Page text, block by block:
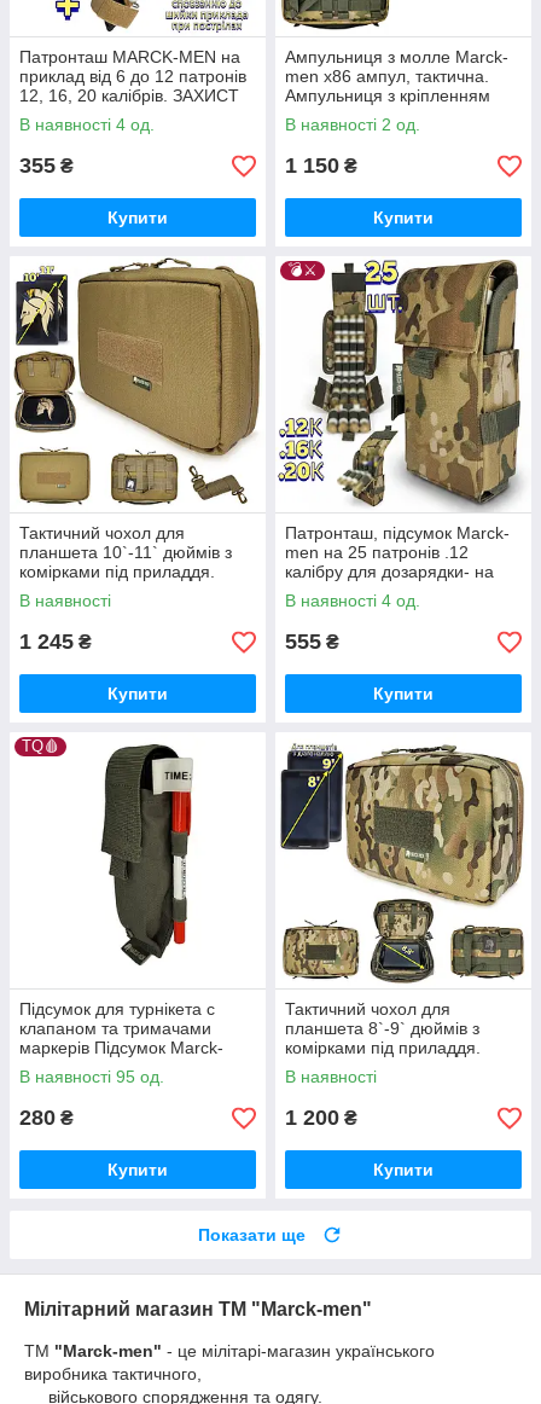
Патронташ MARCK-MEN на
приклад від 6 до 12 патронів
12, 16, 20 калібрів. ЗАХИСТ
від ПЕРЕКРУЧУВАННЯ та
СПОВЗАННЯ! КОЙОТ
В наявності 4 од.
355 ₴
Купити
Ампульниця з молле Marck-
men х86 ампул, тактична.
Ампульниця з кріпленням
молле, із захисними
стінками. А826
В наявності 2 од.
1 150 ₴
Купити
Тактичний чохол для
планшета 10`-11` дюймів з
комірками під приладдя.
Захисний підсумок 25х17х8-
для планшета
В наявності
1 245 ₴
Купити
💣⚔️
Патронташ, підсумок Marck-
men на 25 патронів .12
калібру для дозарядки- на
варбелт, РПС. МОЛЛЕ,
Мультикам
В наявності 4 од.
555 ₴
Купити
TQ🩸
Підсумок для турнікета с
клапаном та тримачами
маркерів Підсумок Marck-
men для турнікета закритий
В наявності 95 од.
280 ₴
Купити
Тактичний чохол для
планшета 8`-9` дюймів з
комірками під приладдя.
Захисний адмінпідсумок
23х15х8 для планшета
В наявності
1 200 ₴
Купити
Показати ще
Мілітарний магазин ТМ "Marck-men"
ТМ "Marck-men" - це мілітарі-магазин українського
виробника тактичного,
військового спорядження та одягу.